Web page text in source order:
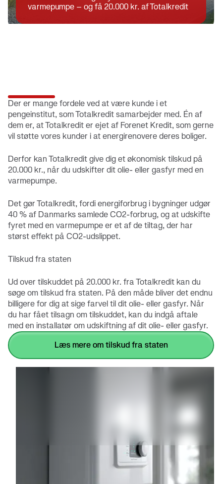
varmepumpe – og få 20.000 kr. af Totalkredit
Der er mange fordele ved at være kunde i et
pengeinstitut, som Totalkredit samarbejder med. Én af
dem er, at Totalkredit er ejet af Forenet Kredit, som gerne
vil støtte vores kunder i at energirenovere deres boliger.
Derfor kan Totalkredit give dig et økonomisk tilskud på
20.000 kr., når du udskifter dit olie- eller gasfyr med en
varmepumpe.
Det gør Totalkredit, fordi energiforbrug i bygninger udgør
40 % af Danmarks samlede CO2-forbrug, og at udskifte
fyret med en varmepumpe er et af de tiltag, der har
størst effekt på CO2-udslippet.
Tilskud fra staten
Ud over tilskuddet på 20.000 kr. fra Totalkredit kan du
søge om tilskud fra staten. På den måde bliver det endnu
billigere for dig at sige farvel til dit olie- eller gasfyr. Når
du har fået tilsagn om tilskuddet, kan du indgå aftale
med en installatør om udskiftning af dit olie- eller gasfyr.
læs mere om tilskud fra staten